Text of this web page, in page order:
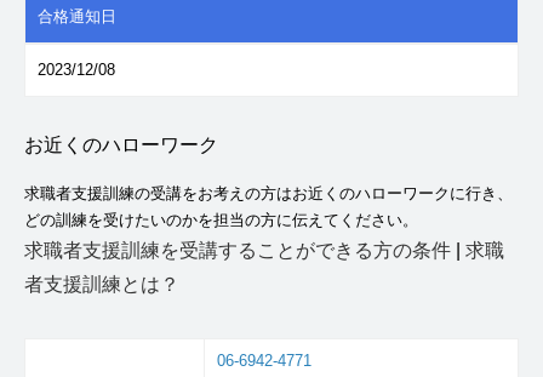
合格通知日
2023/12/08
お近くのハローワーク
求職者支援訓練の受講をお考えの方はお近くのハローワークに行き、
どの訓練を受けたいのかを担当の方に伝えてください。
求職者支援訓練を受講することができる方の条件
求職
者支援訓練とは？
06-6942-4771